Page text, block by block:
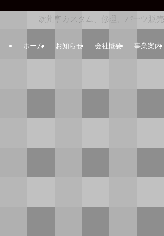
ホーム お知らせ 会社概要 事業案内
欧州車カスタム、修理、パーツ販売